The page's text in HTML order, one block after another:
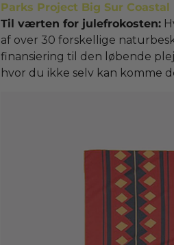
Parks Project Big Sur Coastal
Til værten for julefrokosten:
af over 30 forskellige
finansiering til den løbende
hvor du ikke selv kan komme